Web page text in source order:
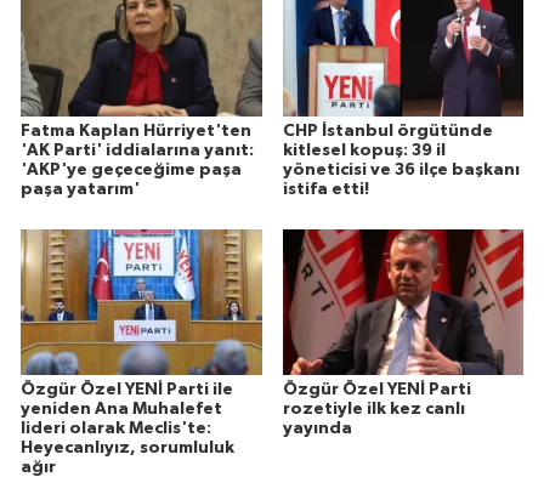
Fatma Kaplan Hürriyet'ten
'AK Parti' iddialarına yanıt:
'AKP'ye geçeceğime paşa
paşa yatarım'
CHP İstanbul örgütünde
kitlesel kopuş: 39 il
yöneticisi ve 36 ilçe başkanı
istifa etti!
Özgür Özel YENİ Parti ile
yeniden Ana Muhalefet
lideri olarak Meclis'te:
Heyecanlıyız, sorumluluk
ağır
Özgür Özel YENİ Parti
rozetiyle ilk kez canlı
yayında